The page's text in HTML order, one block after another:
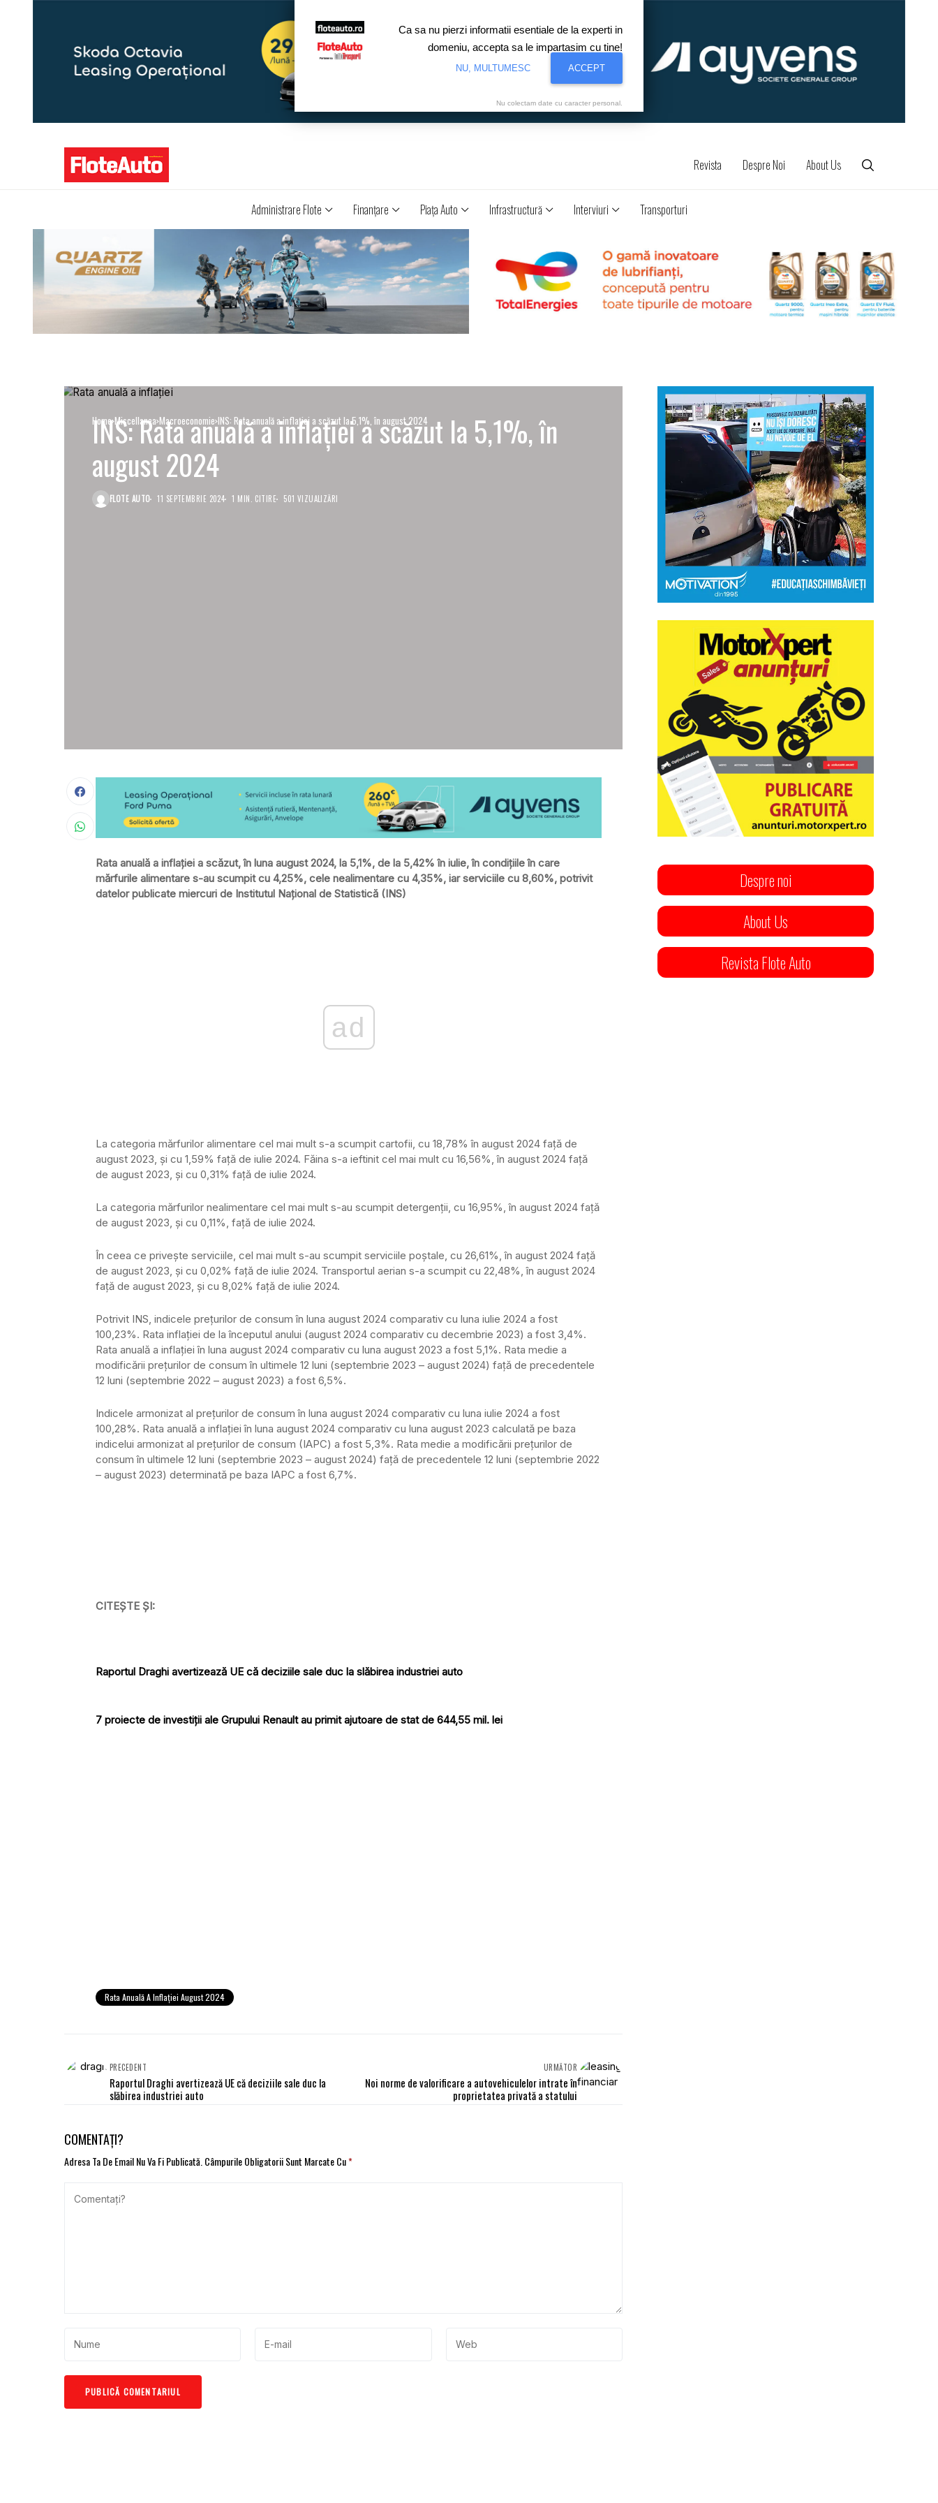
Revista Despre Noi About Us
Administrare Flote Finanţare Piaţa Auto Infrastructură Interviuri Transporturi
Home Miscellanea Macroeconomie INS: Rata anuală a inflaţiei a scăzut la 5,1%, în august 2024
INS: Rata anuală a inflaţiei a scăzut la 5,1%, în
august 2024
FLOTE AUTO 11 SEPTEMBRIE 2024 1 MIN. CITIRE 501 VIZUALIZĂRI
Rata anuală a inflaţiei a scăzut, în luna august 2024, la 5,1%, de la 5,42% în iulie, în condiţiile în care
mărfurile alimentare s-au scumpit cu 4,25%, cele nealimentare cu 4,35%, iar serviciile cu 8,60%, potrivit
datelor publicate miercuri de Institutul Naţional de Statistică (INS)
ad
La categoria mărfurilor alimentare cel mai mult s-a scumpit cartofii, cu 18,78% în august 2024 faţă de
august 2023, şi cu 1,59% faţă de iulie 2024. Făina s-a ieftinit cel mai mult cu 16,56%, în august 2024 faţă
de august 2023, şi cu 0,31% faţă de iulie 2024.
La categoria mărfurilor nealimentare cel mai mult s-au scumpit detergenţii, cu 16,95%, în august 2024 faţă
de august 2023, şi cu 0,11%, faţă de iulie 2024.
În ceea ce privește serviciile, cel mai mult s-au scumpit serviciile poştale, cu 26,61%, în august 2024 faţă
de august 2023, şi cu 0,02% faţă de iulie 2024. Transportul aerian s-a scumpit cu 22,48%, în august 2024
faţă de august 2023, şi cu 8,02% faţă de iulie 2024.
Potrivit INS, indicele preţurilor de consum în luna august 2024 comparativ cu luna iulie 2024 a fost
100,23%. Rata inflaţiei de la începutul anului (august 2024 comparativ cu decembrie 2023) a fost 3,4%.
Rata anuală a inflaţiei în luna august 2024 comparativ cu luna august 2023 a fost 5,1%. Rata medie a
modificării preţurilor de consum în ultimele 12 luni (septembrie 2023 – august 2024) faţă de precedentele
12 luni (septembrie 2022 – august 2023) a fost 6,5%.
Indicele armonizat al preţurilor de consum în luna august 2024 comparativ cu luna iulie 2024 a fost
100,28%. Rata anuală a inflaţiei în luna august 2024 comparativ cu luna august 2023 calculată pe baza
indicelui armonizat al preţurilor de consum (IAPC) a fost 5,3%. Rata medie a modificării preţurilor de
consum în ultimele 12 luni (septembrie 2023 – august 2024) faţă de precedentele 12 luni (septembrie 2022
– august 2023) determinată pe baza IAPC a fost 6,7%.
CITEȘTE ȘI:
Raportul Draghi avertizează UE că deciziile sale duc la slăbirea industriei auto
7 proiecte de investiții ale Grupului Renault au primit ajutoare de stat de 644,55 mil. lei
Rata Anuală A Inflaţiei August 2024
PRECEDENT
Raportul Draghi avertizează UE că deciziile sale duc la
slăbirea industriei auto
URMĂTOR
Noi norme de valorificare a autovehiculelor intrate în
proprietatea privată a statului
COMENTAȚI?
Adresa Ta De Email Nu Va Fi Publicată. Câmpurile Obligatorii Sunt Marcate Cu*
Despre noi
About Us
Revista Flote Auto
Ca sa nu pierzi informatii esentiale de la experti in
domeniu, accepta sa le impartasim cu tine!
NU, MULTUMESC ACCEPT
Nu colectam date cu caracter personal.